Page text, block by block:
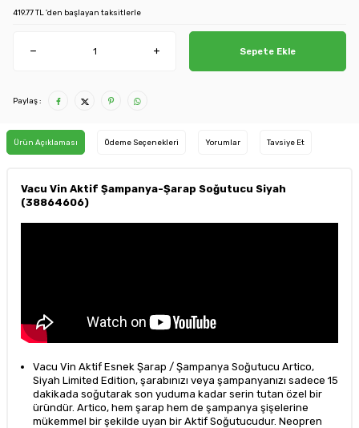
419.77 TL 'den başlayan taksitlerle
Sepete Ekle
Paylaş :
Ürün Açıklaması Ödeme Seçenekleri Yorumlar Tavsiye Et
Vacu Vin Aktif Şampanya-Şarap Soğutucu Siyah
(38864606)
Vacu Vin Aktif Esnek Şarap / Şampanya Soğutucu Artico,
Siyah Limited Edition, şarabınızı veya şampanyanızı sadece 15
dakikada soğutarak son yuduma kadar serin tutan özel bir
üründür. Artico, hem şarap hem de şampanya şişelerine
mükemmel bir şekilde uyan bir Aktif Soğutucudur. Neopren